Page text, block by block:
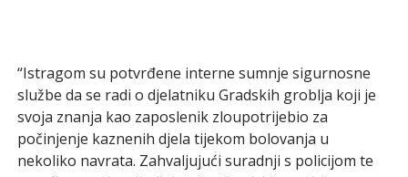
“Istragom su potvrđene interne sumnje sigurnosne
službe da se radi o djelatniku Gradskih groblja koji je
svoja znanja kao zaposlenik zloupotrijebio za
počinjenje kaznenih djela tijekom bolovanja u
nekoliko navrata. Zahvaljujući suradnji s policijom te